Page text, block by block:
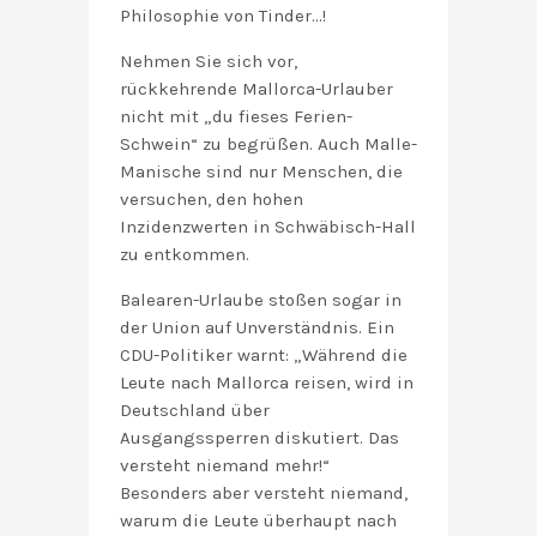
Philosophie von Tinder…!
Nehmen Sie sich vor,
rückkehrende Mallorca-Urlauber
nicht mit „du fieses Ferien-
Schwein“ zu begrüßen. Auch Malle-
Manische sind nur Menschen, die
versuchen, den hohen
Inzidenzwerten in Schwäbisch-Hall
zu entkommen.
Balearen-Urlaube stoßen sogar in
der Union auf Unverständnis. Ein
CDU-Politiker warnt: „Während die
Leute nach Mallorca reisen, wird in
Deutschland über
Ausgangssperren diskutiert. Das
versteht niemand mehr!“
Besonders aber versteht niemand,
warum die Leute überhaupt nach